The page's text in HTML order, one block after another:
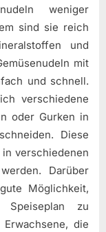
weniger
sind sie reich
und
mit
und schnell.
verschiedene
oder Gurken in
Diese
verschiedenen
Darüber
Möglichkeit,
zu
die